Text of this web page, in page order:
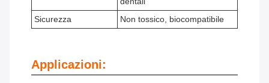
Sicurezza
Non tossico, biocompatibile
Applicazioni: